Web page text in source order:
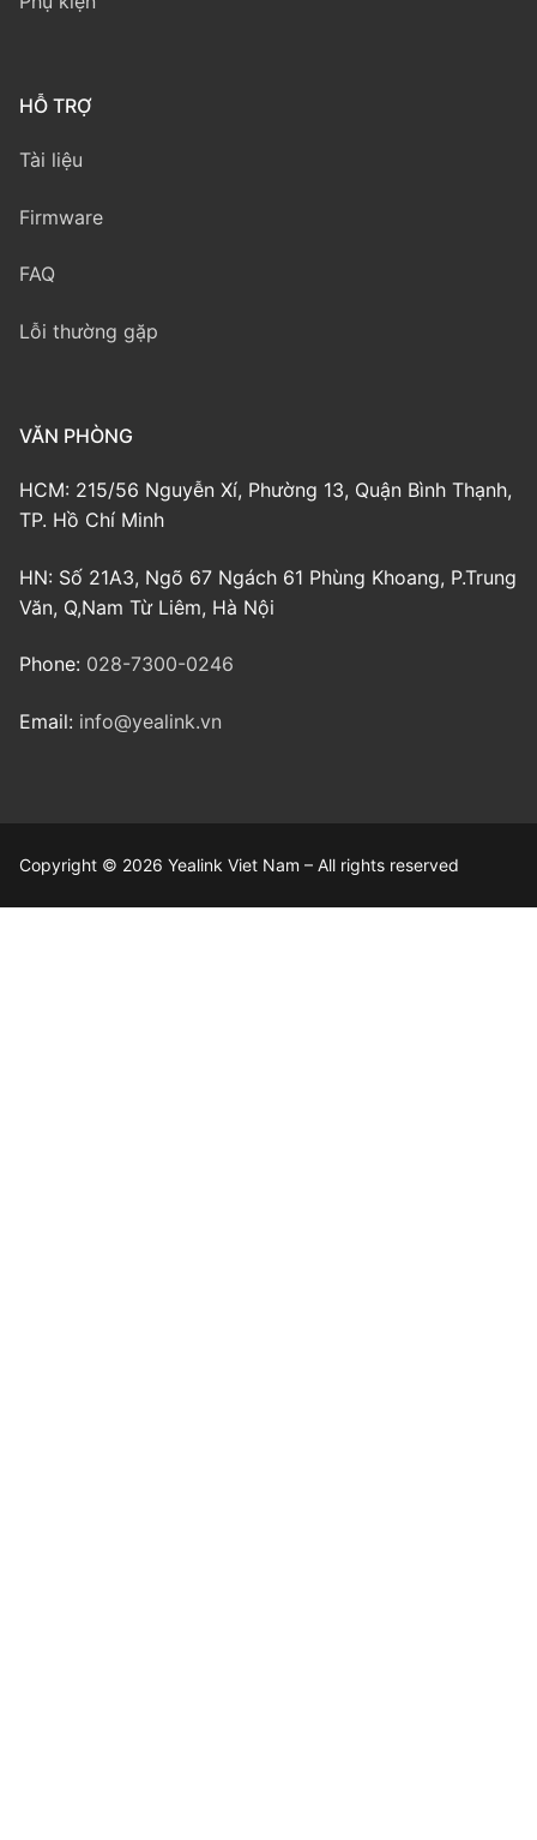
HỖ TRỢ
Tài liệu
Firmware
FAQ
Lỗi thường gặp
VĂN PHÒNG
HCM: 215/56 Nguyễn Xí, Phường 13, Quận Bình Thạnh,
TP. Hồ Chí Minh
HN: Số 21A3, Ngõ 67 Ngách 61 Phùng Khoang, P.Trung
Văn, Q,Nam Từ Liêm, Hà Nội
Phone: 028-7300-0246
Email: info@yealink.vn
Copyright © 2026 Yealink Viet Nam – All rights reserved